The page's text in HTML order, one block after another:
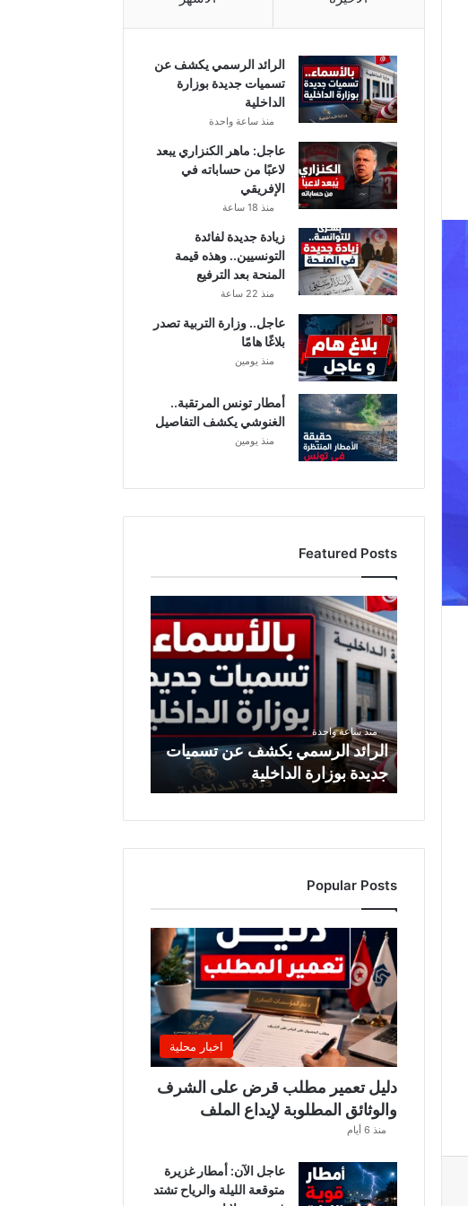
الرائد الرسمي يكشف عن
تسميات جديدة بوزارة
الداخلية
منذ ساعة واحدة
عاجل: ماهر الكنزاري يبعد
لاعبًا من حساباته في
الإفريقي
منذ 18 ساعة
زيادة جديدة لفائدة
التونسيين.. وهذه قيمة
المنحة بعد الترفيع
منذ 22 ساعة
عاجل.. وزارة التربية تصدر
بلاغًا هامًا
منذ يومين
أمطار تونس المرتقبة..
الغنوشي يكشف التفاصيل
منذ يومين
Featured Posts
ا
ل
ر
ا
ا
ل
ر
س
م
ك
ف
ع
ن
س
م
ي
ا
ت
ج
ي
د
و
ز
منذ ساعة واحدة
الرائد الرسمي يكشف عن تسميات
جديدة بوزارة الداخلية
Popular Posts
اخبار محلية
دليل تعمير مطلب قرض على الشرف
والوثائق المطلوبة لإيداع الملف
منذ 6 أيام
عاجل الآن: أمطار غزيرة
متوقعة الليلة والرياح تشتد